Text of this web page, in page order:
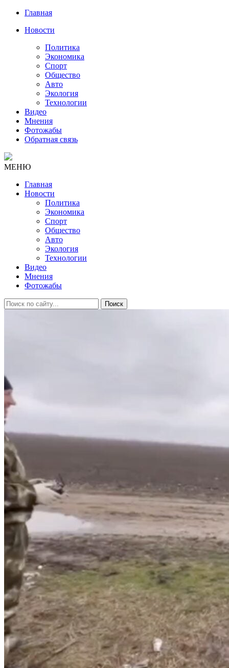
Главная
Новости
Политика
Экономика
Спорт
Общество
Авто
Экология
Технологии
Видео
Мнения
Фотожабы
Обратная связь
МЕНЮ
Главная
Новости
Политика
Экономика
Спорт
Общество
Авто
Экология
Технологии
Видео
Мнения
Фотожабы
Поиск